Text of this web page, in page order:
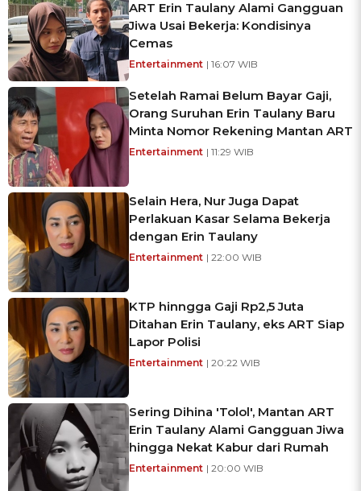
ART Erin Taulany Alami Gangguan
Jiwa Usai Bekerja: Kondisinya
Cemas
Entertainment | 16:07 WIB
Setelah Ramai Belum Bayar Gaji,
Orang Suruhan Erin Taulany Baru
Minta Nomor Rekening Mantan ART
Entertainment | 11:29 WIB
Selain Hera, Nur Juga Dapat
Perlakuan Kasar Selama Bekerja
dengan Erin Taulany
Entertainment | 22:00 WIB
KTP hinngga Gaji Rp2,5 Juta
Ditahan Erin Taulany, eks ART Siap
Lapor Polisi
Entertainment | 20:22 WIB
Sering Dihina 'Tolol', Mantan ART
Erin Taulany Alami Gangguan Jiwa
hingga Nekat Kabur dari Rumah
Entertainment | 20:00 WIB